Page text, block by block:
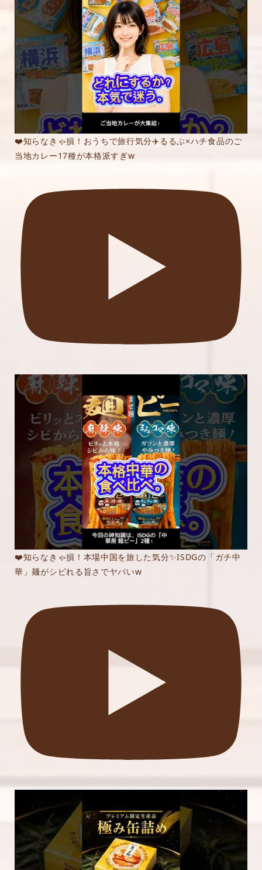
❤️知らなきゃ損！おうちで旅行気分✈️るるぶ×ハチ食品のご
当地カレー17種が本格派すぎw
❤️知らなきゃ損！本場中国を旅した気分✨ISDGの「ガチ中
華」麺がシビれる旨さでヤバいw